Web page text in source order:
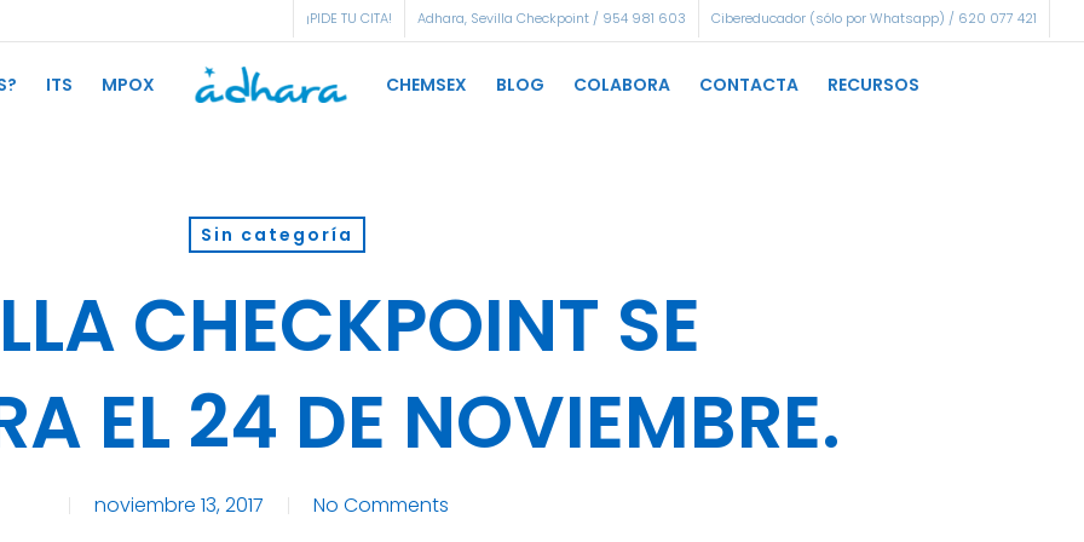
¡PIDE TU CITA! Adhara, Sevilla Checkpoint / 954 981 603 Cibereducador (sólo por Whatsapp) / 620 077 421
ITS MPOX CHEMSEX BLOG COLABORA CONTACTA RECURSOS
Sin categoría
CHECKPOINT SE
EL 24 DE NOVIEMBRE.
noviembre 13, 2017 No Comments